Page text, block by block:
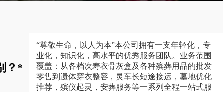
？*
“尊敬生命，以人为本”本公司拥有一支年轻化，专
业化，知识化，高水平的优秀服务团队。业务范围
覆盖：从各档次寿衣骨灰盒及各种殡葬用品的批发
零售到遗体穿衣整容，灵车长短途接运，墓地优化
推荐，殡仪起灵，安葬服务等一系列全程一站式服